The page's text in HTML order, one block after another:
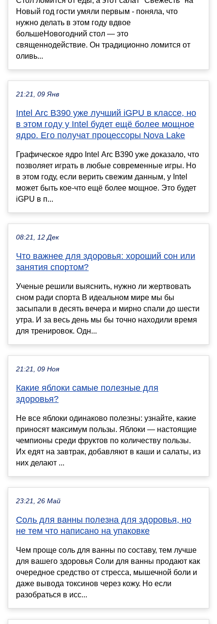
Новый год гости умяли первым - поняла, что
нужно делать в этом году вдвое
большеНовогодний стол — это
священнодействие. Он традиционно ломится от
оливь...
21:21, 09 Янв
Intel Arc B390 уже лучший iGPU в классе, но
в этом году у Intel будет ещё более мощное
ядро. Его получат процессоры Nova Lake
Графическое ядро Intel Arc B390 уже доказало, что
позволяет играть в любые современные игры. Но
в этом году, если верить свежим данным, у Intel
может быть кое-что ещё более мощное. Это будет
iGPU в п...
08:21, 12 Дек
Что важнее для здоровья: хороший сон или
занятия спортом?
Ученые решили выяснить, нужно ли жертвовать
сном ради спорта В идеальном мире мы бы
засыпали в десять вечера и мирно спали до шести
утра. И за весь день мы бы точно находили время
для тренировок. Одн...
21:21, 09 Ноя
Какие яблоки самые полезные для
здоровья?
Не все яблоки одинаково полезны: узнайте, какие
приносят максимум пользы. Яблоки — настоящие
чемпионы среди фруктов по количеству пользы.
Их едят на завтрак, добавляют в каши и салаты, из
них делают ...
23:21, 26 Май
Соль для ванны полезна для здоровья, но
не тем что написано на упаковке
Чем проще соль для ванны по составу, тем лучше
для вашего здоровья Соли для ванны продают как
очередное средство от стресса, мышечной боли и
даже вывода токсинов через кожу. Но если
разобраться в исс...